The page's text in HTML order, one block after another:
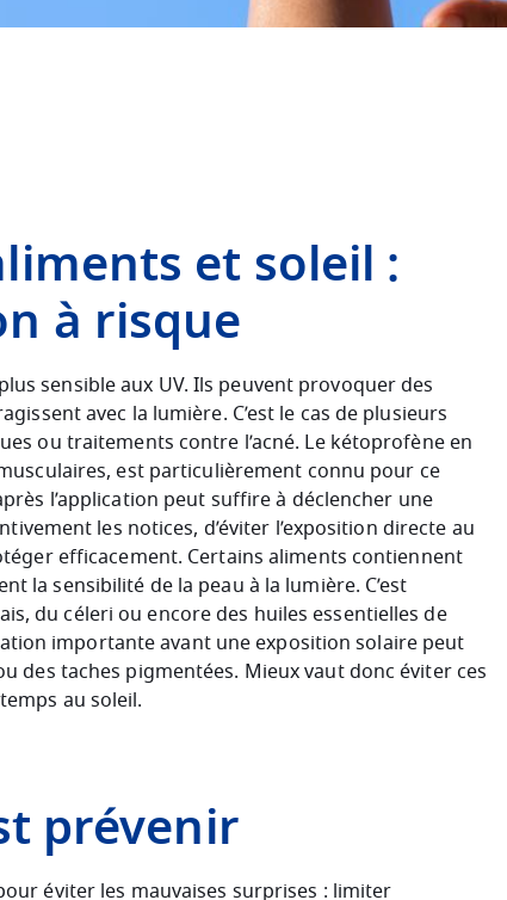
et soleil :
à risque
sensible aux UV. Ils peuvent provoquer des
avec la lumière. C’est le cas de plusieurs
ou traitements contre l’acné. Le kétoprofène en
est particulièrement connu pour ce
l’application peut suffire à déclencher une
les notices, d’éviter l’exposition directe au
efficacement. Certains aliments contiennent
la sensibilité de la peau à la lumière. C’est
du céleri ou encore des huiles essentielles de
importante avant une exposition solaire peut
des taches pigmentées. Mieux vaut donc éviter ces
au soleil.
prévenir
éviter les mauvaises surprises : limiter